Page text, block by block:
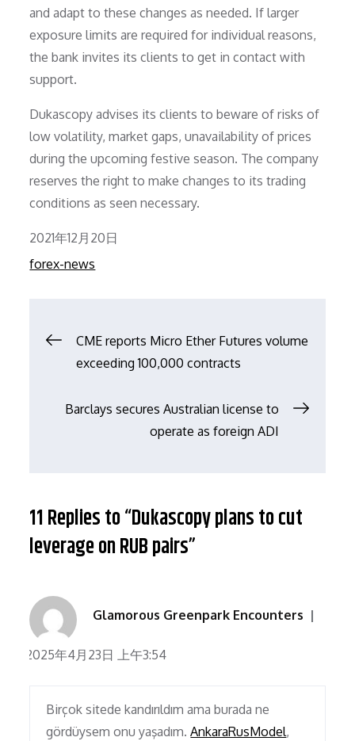
and adapt to these changes as needed. If larger
exposure limits are required for individual reasons,
the bank invites its clients to get in contact with
support.
Dukascopy advises its clients to beware of risks of
low volatility, market gaps, unavailability of prices
during the upcoming festive season. The company
reserves the right to make changes to its trading
conditions as seen necessary.
Posted
on
2021年12月20日
forex-news
文CME reports Micro Ether Futures volume
exceeding 100,000 contracts
Barclays secures Australian license to
operate as foreign ADI
11 Replies to “Dukascopy plans to cut
leverage on RUB pairs”
Glamorous Greenpark Encounters
2025年4月23日 上午3:54
Birçok sitede kandırıldım ama burada ne
gördüysem onu yaşadım.AnkaraRusModel,